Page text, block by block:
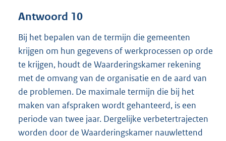
Antwoord 10
Bij het bepalen van de termijn die gemeenten
krijgen om hun gegevens of werkprocessen op orde
te krijgen, houdt de Waarderingskamer rekening
met de omvang van de organisatie en de aard van
de problemen. De maximale termijn die bij het
maken van afspraken wordt gehanteerd, is een
periode van twee jaar. Dergelijke verbetertrajecten
worden door de Waarderingskamer nauwlettend